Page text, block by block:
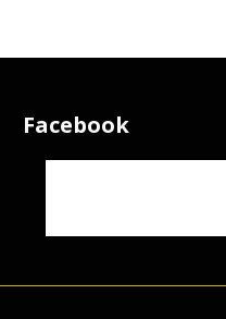
Facebook